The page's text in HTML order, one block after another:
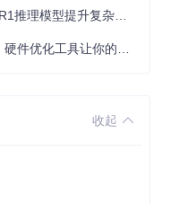
收起